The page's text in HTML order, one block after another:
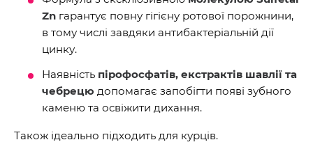
Zn гарантує повну гігієну ротової порожнини,
в тому числі завдяки антибактеріальній дії
цинку.
Наявність пірофосфатів, екстрактів шавлії та
чебрецю допомагає запобігти появі зубного
каменю та освіжити дихання.
Також ідеально підходить для курців.